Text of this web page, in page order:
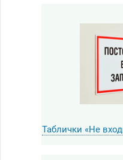
Таблички «Не